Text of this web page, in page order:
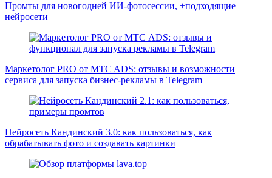
Промты для новогодней ИИ-фотосессии, +подходящие
нейросети
Маркетолог PRO от MTC ADS: отзывы и возможности
сервиса для запуска бизнес-рекламы в Telegram
Нейросеть Кандинский 3.0: как пользоваться, как
обрабатывать фото и создавать картинки